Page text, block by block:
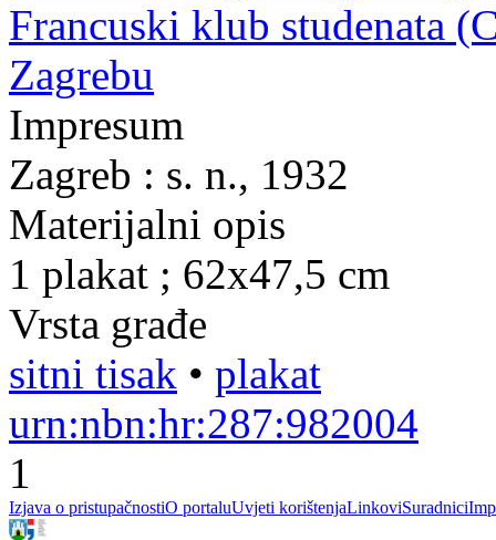
Francuski klub studenata
Zagrebu
Impresum
Zagreb : s. n., 1932
Materijalni opis
1 plakat ; 62x47,5 cm
Vrsta građe
sitni tisak • plakat
urn:nbn:hr:287:982004
1
Izjava o pristupačnostiO portaluUvjeti korištenjaLinkoviSuradnici